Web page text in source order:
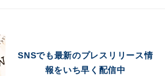
SNSでも最新のプレスリリース情
報をいち早く配信中